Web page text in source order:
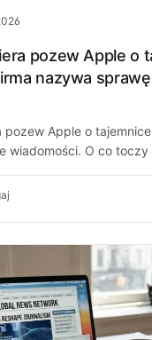
pozew Apple o
nazywa
pozew Apple o
wiadomości. O co